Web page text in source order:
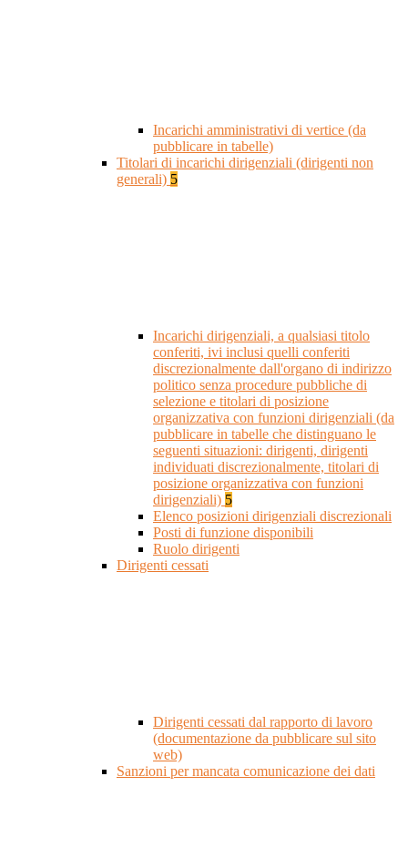
Incarichi amministrativi di vertice (da
pubblicare in tabelle)
Titolari di incarichi dirigenziali (dirigenti non
generali) 5
Incarichi dirigenziali, a qualsiasi titolo
conferiti, ivi inclusi quelli conferiti
discrezionalmente dall'organo di indirizzo
politico senza procedure pubbliche di
selezione e titolari di posizione
organizzativa con funzioni dirigenziali (da
pubblicare in tabelle che distinguano le
seguenti situazioni: dirigenti, dirigenti
individuati discrezionalmente, titolari di
posizione organizzativa con funzioni
dirigenziali) 5
Elenco posizioni dirigenziali discrezionali
Posti di funzione disponibili
Ruolo dirigenti
Dirigenti cessati
Dirigenti cessati dal rapporto di lavoro
(documentazione da pubblicare sul sito
web)
Sanzioni per mancata comunicazione dei dati